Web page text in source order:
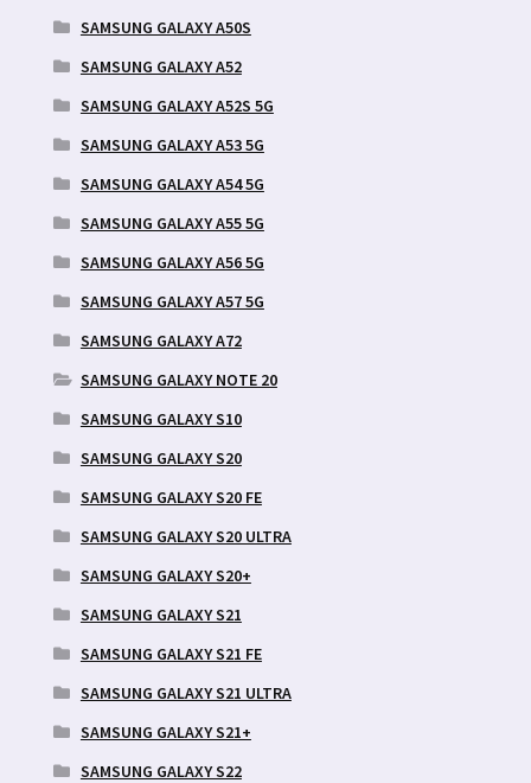
SAMSUNG GALAXY A50S
SAMSUNG GALAXY A52
SAMSUNG GALAXY A52S 5G
SAMSUNG GALAXY A53 5G
SAMSUNG GALAXY A54 5G
SAMSUNG GALAXY A55 5G
SAMSUNG GALAXY A56 5G
SAMSUNG GALAXY A57 5G
SAMSUNG GALAXY A72
SAMSUNG GALAXY NOTE 20
SAMSUNG GALAXY S10
SAMSUNG GALAXY S20
SAMSUNG GALAXY S20 FE
SAMSUNG GALAXY S20 ULTRA
SAMSUNG GALAXY S20+
SAMSUNG GALAXY S21
SAMSUNG GALAXY S21 FE
SAMSUNG GALAXY S21 ULTRA
SAMSUNG GALAXY S21+
SAMSUNG GALAXY S22